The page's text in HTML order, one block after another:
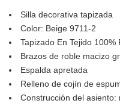
Silla decorativa tapizada
Color: Beige 9711-2
Tapizado En Tejido 100%
Brazos de roble macizo
Espalda apretada
Relleno de cojín de
Construcción del asiento: